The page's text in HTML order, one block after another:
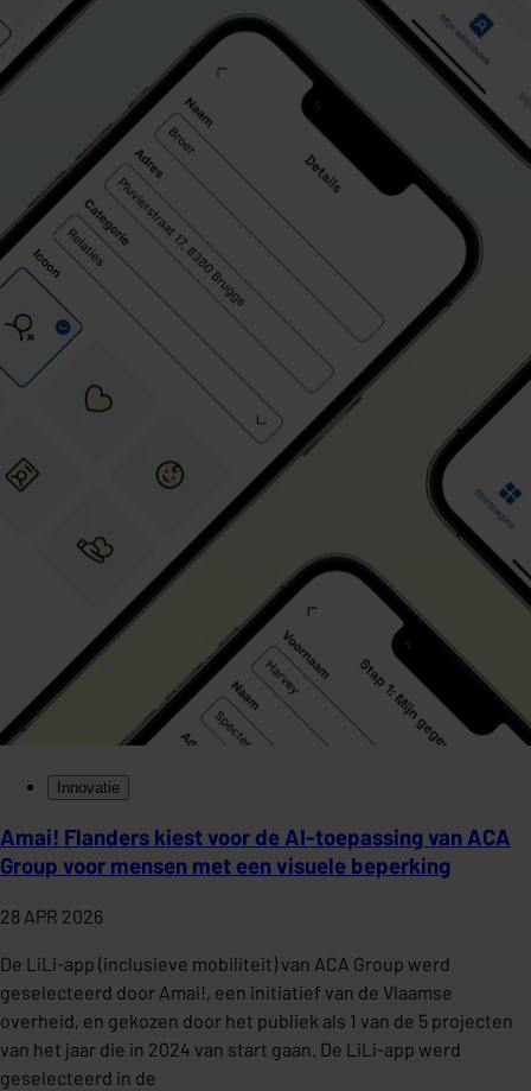
Innovatie
Amai! Flanders kiest voor de AI-toepassing van ACA
Group voor mensen met een visuele beperking
28 APR 2026
De LiLi-app (inclusieve mobiliteit) van ACA Group werd
geselecteerd door Amai!, een initiatief van de Vlaamse
overheid, en gekozen door het publiek als 1 van de 5 projecten
van het jaar die in 2024 van start gaan. De LiLi-app werd
geselecteerd in de